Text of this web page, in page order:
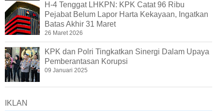
H-4 Tenggat LHKPN: KPK Catat 96 Ribu
Pejabat Belum Lapor Harta Kekayaan, Ingatkan
Batas Akhir 31 Maret
26 Maret 2026
KPK dan Polri Tingkatkan Sinergi Dalam Upaya
Pemberantasan Korupsi
09 Januari 2025
IKLAN